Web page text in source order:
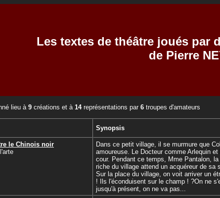
Les textes de théâtre joués par
de Pierre
lieu à 9 créations et à 14représentations par 6 troupes d'amateurs
Synopsis
le Chinois noir
Dans ce petit village, il se murmure que
amoureuse. Le Docteur comme Arlequin
cour. Pendant ce temps, Mme Pantalon,
riche du village attend un acquéreur de sa
Sur la place du village, on voit arriver un
! Ils l'éconduisent sur le champ ! ?On ne
jusqu'à présent, on ne va pas...